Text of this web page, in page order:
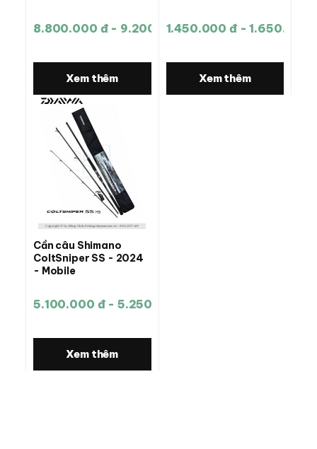
8.800.000 đ - 9.200.000 đ
Xem thêm
1.450.000 đ - 1.650.000
Xem thêm
Cần câu Shimano
ColtSniper SS - 2024
- Mobile
5.100.000 đ - 5.250.000 đ
Xem thêm